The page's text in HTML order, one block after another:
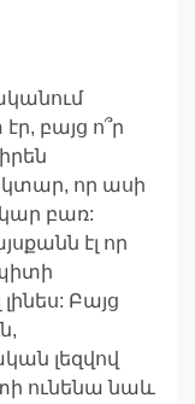
բայց ո՞ր
կտար, որ ասի
բառ:
էլ որ
Բայց
լեզվով
ունենա նաև